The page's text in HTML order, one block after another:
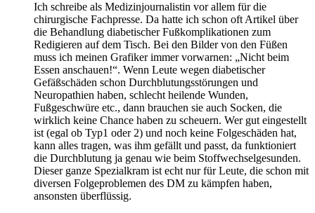
Ich schreibe als Medizinjournalistin vor allem für die
chirurgische Fachpresse. Da hatte ich schon oft Artikel über
die Behandlung diabetischer Fußkomplikationen zum
Redigieren auf dem Tisch. Bei den Bilder von den Füßen
muss ich meinen Grafiker immer vorwarnen: „Nicht beim
Essen anschauen!“. Wenn Leute wegen diabetischer
Gefäßschäden schon Durchblutungsstörungen und
Neuropathien haben, schlecht heilende Wunden,
Fußgeschwüre etc., dann brauchen sie auch Socken, die
wirklich keine Chance haben zu scheuern. Wer gut eingestellt
ist (egal ob Typ1 oder 2) und noch keine Folgeschäden hat,
kann alles tragen, was ihm gefällt und passt, da funktioniert
die Durchblutung ja genau wie beim Stoffwechselgesunden.
Dieser ganze Spezialkram ist echt nur für Leute, die schon mit
diversen Folgeproblemen des DM zu kämpfen haben,
ansonsten überflüssig.